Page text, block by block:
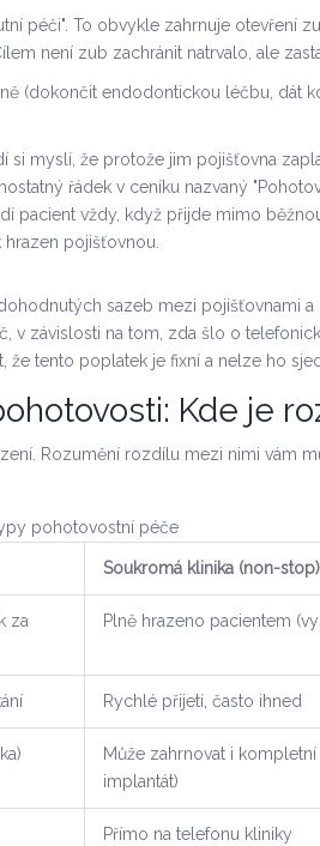
péči". To obvykle zahrnuje otevření
není zub zachránit natrvalo, ale
(dokončit endodontickou léčbu, dát
si myslí, že protože jim pojišťovna
řádek v ceníku nazvaný
pacient vždy, když přijde mimo
hrazen pojišťovnou.
sazeb mezi pojišťovnami a
v závislosti na tom, zda šlo o
že tento poplatek je fixní a nelze ho
Kde je
Rozumění rozdílu mezi nimi vám
pohotovostní péče
Soukromá klinika (non-stop)
za
Plně hrazeno pacientem
Rychlé přijetí, často ihned
Může zahrnovat i kompletní
implantát)
Přímo na telefonu kliniky